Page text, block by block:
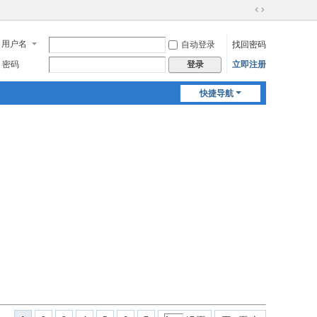
切
到
宽
用户名 自动登录
找回密码
密码
登录 立即注册
快捷导航